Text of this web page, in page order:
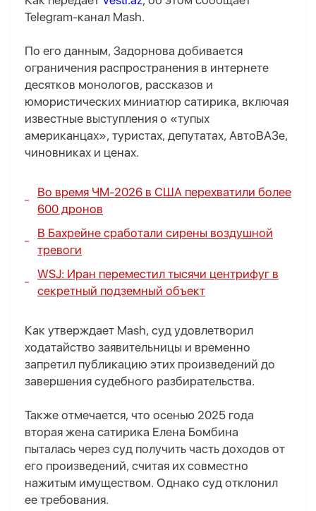
Telegram-канал Mash.
По его данным, Задорнова добивается
ограничения распространения в интернете
десятков монологов, рассказов и
юмористических миниатюр сатирика, включая
известные выступления о «тупых
американцах», туристах, депутатах, АвтоВАЗе,
чиновниках и ценах.
Во время ЧМ-2026 в США перехватили более
600 дронов
В Бахрейне сработали сирены воздушной
тревоги
WSJ: Иран переместил тысячи центрифуг в
секретный подземный объект
Как утверждает Mash, суд удовлетворил
ходатайство заявительницы и временно
запретил публикацию этих произведений до
завершения судебного разбирательства.
Также отмечается, что осенью 2025 года
вторая жена сатирика Елена Бомбина
пыталась через суд получить часть доходов от
его произведений, считая их совместно
нажитым имуществом. Однако суд отклонил
ее требования.